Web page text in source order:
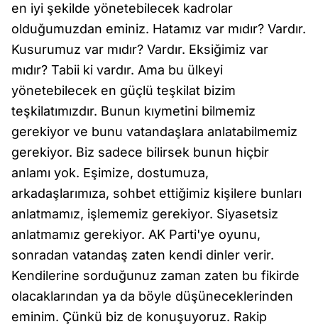
en iyi şekilde yönetebilecek kadrolar
olduğumuzdan eminiz. Hatamız var mıdır? Vardır.
Kusurumuz var mıdır? Vardır. Eksiğimiz var
mıdır? Tabii ki vardır. Ama bu ülkeyi
yönetebilecek en güçlü teşkilat bizim
teşkilatımızdır. Bunun kıymetini bilmemiz
gerekiyor ve bunu vatandaşlara anlatabilmemiz
gerekiyor. Biz sadece bilirsek bunun hiçbir
anlamı yok. Eşimize, dostumuza,
arkadaşlarımıza, sohbet ettiğimiz kişilere bunları
anlatmamız, işlememiz gerekiyor. Siyasetsiz
anlatmamız gerekiyor. AK Parti'ye oyunu,
sonradan vatandaş zaten kendi dinler verir.
Kendilerine sorduğunuz zaman zaten bu fikirde
olacaklarından ya da böyle düşüneceklerinden
eminim. Çünkü biz de konuşuyoruz. Rakip